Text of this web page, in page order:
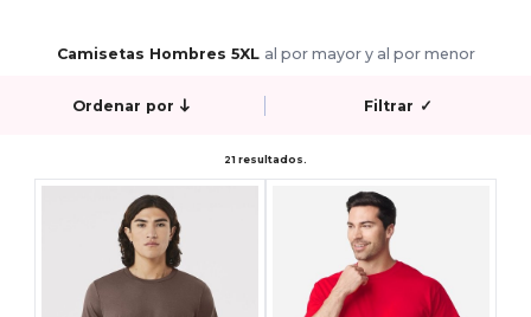
Camisetas Hombres 5XL al por mayor y al por menor
Ordenar por Filtrar ✓
21 resultados.